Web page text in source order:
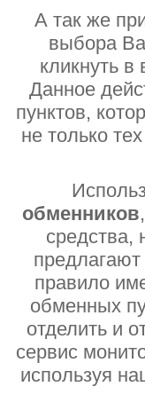
А так же
выбора
кликнуть
Данное
пунктов,
не только
обменников
средства,
правило
обменных
отделить и
сервис
используя